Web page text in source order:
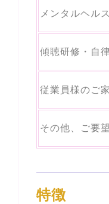
メンタルヘル
傾聴研修・自
従業員様のご
その他、ご要
特徴